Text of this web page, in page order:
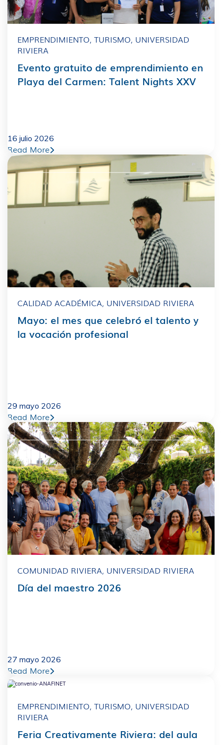
EMPRENDIMIENTO, TURISMO, UNIVERSIDAD
RIVIERA
Evento gratuito de emprendimiento en
Playa del Carmen: Talent Nights XXV
16 julio 2026
Read More
CALIDAD ACADÉMICA, UNIVERSIDAD RIVIERA
Mayo: el mes que celebró el talento y
la vocación profesional
29 mayo 2026
Read More
COMUNIDAD RIVIERA, UNIVERSIDAD RIVIERA
Día del maestro 2026
27 mayo 2026
Read More
EMPRENDIMIENTO, TURISMO, UNIVERSIDAD
RIVIERA
Feria Creativamente Riviera: del aula